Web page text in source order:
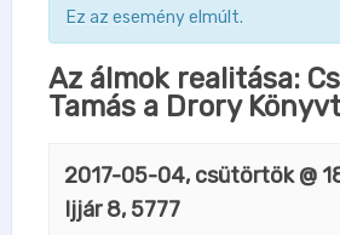
Ez az esemény elmúlt.
Az álmok realitása:
Tamás a Drory
2017-05-04, csütörtök @
Ijjár 8, 5777